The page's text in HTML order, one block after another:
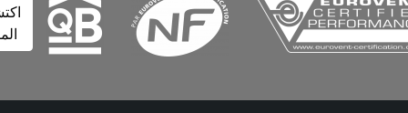
اكتشف
المزيد